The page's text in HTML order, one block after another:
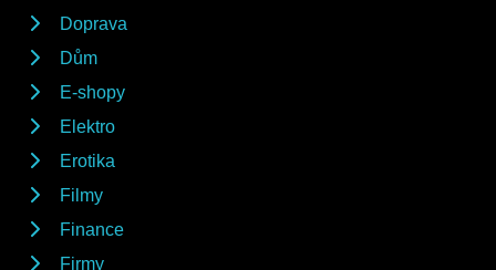
Doprava
Dům
E-shopy
Elektro
Erotika
Filmy
Finance
Firmy